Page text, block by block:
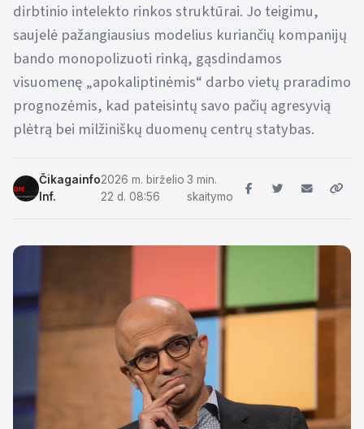
dirbtinio intelekto rinkos struktūrai. Jo teigimu,
saujelė pažangiausius modelius kuriančių kompanijų
bando monopolizuoti rinką, gąsdindamos
visuomenę „apokaliptinėmis“ darbo vietų praradimo
prognozėmis, kad pateisintų savo pačių agresyvią
plėtrą bei milžiniškų duomenų centrų statybas.
Čikagainfo
Inf.
2026 m. birželio
22 d. 08:56
3 min.
skaitymo